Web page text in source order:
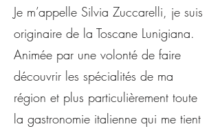
Je m’appelle Silvia Zuccarelli, je suis
originaire de la Toscane Lunigiana.
Animée par une volonté de faire
découvrir les spécialités de ma
région et plus particulièrement toute
la gastronomie italienne qui me tient